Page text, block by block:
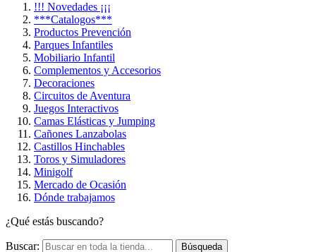
!!! Novedades ¡¡¡
***Catalogos***
Productos Prevención
Parques Infantiles
Mobiliario Infantil
Complementos y Accesorios
Decoraciones
Circuitos de Aventura
Juegos Interactivos
Camas Elásticas y Jumping
Cañones Lanzabolas
Castillos Hinchables
Toros y Simuladores
Minigolf
Mercado de Ocasión
Dónde trabajamos
¿Qué estás buscando?
Buscar: Búsqueda